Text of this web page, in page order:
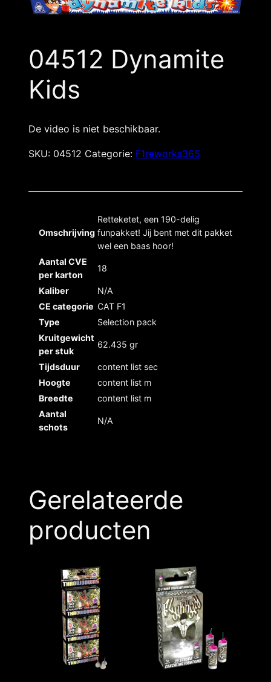
04512 Dynamite
Kids
De video is niet beschikbaar.
SKU: 04512 Categorie: F1reworks365
Omschrijving
Retteketet, een 190-delig
funpakket! Jij bent met dit pakket
wel een baas hoor!
Aantal CVE
per karton
18
Kaliber
N/A
CE categorie CAT F1
Type
Selection pack
Kruitgewicht
per stuk
62.435 gr
Tijdsduur
content list sec
Hoogte
content list m
Breedte
content list m
Aantal
schots
N/A
Gerelateerde
producten